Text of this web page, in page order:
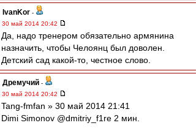
IvanKor -
30 май 2014 20:42
Да, надо тренером обязательно армянина
назначить, чтобы Челоянц был доволен.
Детский сад какой-то, честное слово.
Дремучий -
30 май 2014 20:42
Tang-fmfan » 30 май 2014 21:41
Dimi Simonov ‏@dmitriy_f1re 2 мин.